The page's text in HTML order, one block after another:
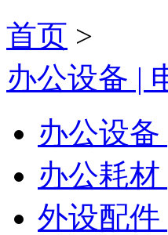
首页 >
办公设备 |
办公设备
办公耗
外设配件